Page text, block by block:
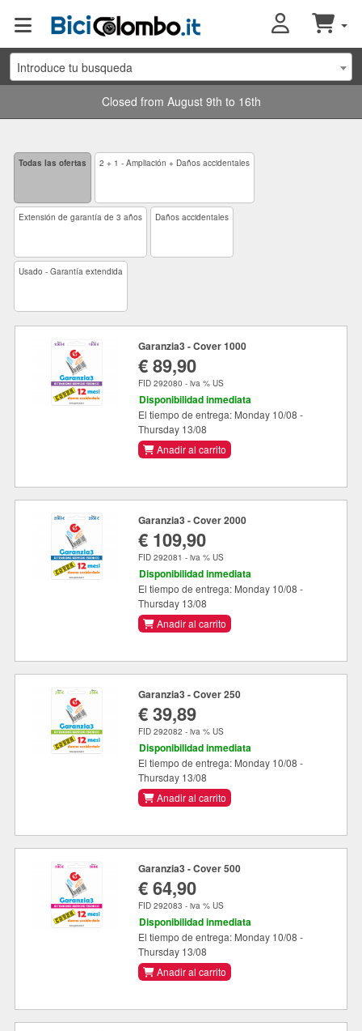
Introduce tu busqueda
Closed from August 9th to 16th
Todas las ofertas 2 + 1 - Ampliación + Daños accidentales
Extensión de garantía de 3 años Daños accidentales
Usado - Garantía extendida
Garanzia3 - Cover 1000
€ 89,90
FID 292080 - iva % US
Disponibilidad inmediata
El tiempo de entrega: Monday 10/08 -
Thursday 13/08
Anadir al carrito
Garanzia3 - Cover 2000
€ 109,90
FID 292081 - iva % US
Disponibilidad inmediata
El tiempo de entrega: Monday 10/08 -
Thursday 13/08
Anadir al carrito
Garanzia3 - Cover 250
€ 39,89
FID 292082 - iva % US
Disponibilidad inmediata
El tiempo de entrega: Monday 10/08 -
Thursday 13/08
Anadir al carrito
Garanzia3 - Cover 500
€ 64,90
FID 292083 - iva % US
Disponibilidad inmediata
El tiempo de entrega: Monday 10/08 -
Thursday 13/08
Anadir al carrito